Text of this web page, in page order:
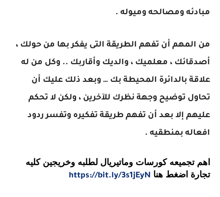
مبادئه ومصالحه وميوله .
من المهم أن تفهم الطريقة التى يفكر بها من حولك ،
أصدقائك ، معلميك ، والديك وأقاربك .. وكل من له
علاقة بالدائرة المحيطة بك … وبعد ذلك عليك أن
تحاول توضيح وجهة نظرك للآخرين ، ولكن لا تحكم
عليهم إلا بعد أن تفهم طريقة تفكيره وتفسر ردود
افعاله بمنطقيه .
اهم تجميعه كورسات وماتيريال لطلبه وخريجين كليه
تجارة اضغط هنا https://bit.ly/3s1jEyN